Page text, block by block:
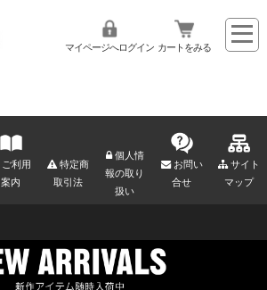
マイページへログイン カートをみる
ご利用
案内
特定商
取引法
個人情
報の取り
扱い
お問い
合せ
サイト
マップ